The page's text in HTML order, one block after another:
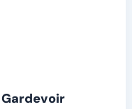
Gardevoir